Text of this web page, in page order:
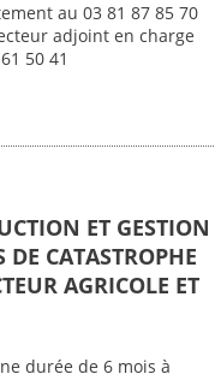
au 03 81 87 85 70
adjoint en charge
50 41
ET GESTION
DE CATASTROPHE
AGRICOLE ET
durée de 6 mois à